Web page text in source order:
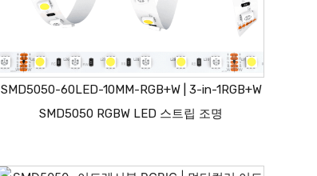
SMD5050-60LED-10MM-RGB+W | 3-in-1RGB+W
SMD5050 RGBW LED 스트립 조명